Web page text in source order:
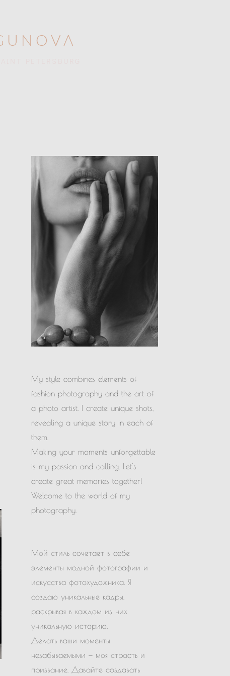
My style combines elements of
fashion photography and the art of
a photo artist. I create unique shots,
revealing a unique story in each of
them.
Making your moments unforgettable
is my passion and calling. Let's
create great memories together!
Welcome to the world of my
photography.
Мой стиль сочетает в себе
элементы модной фотографии и
искусства фотохудожника. Я
создаю уникальные кадры,
раскрывая в каждом из них
уникальную историю.
Делать ваши моменты
незабываемыми — моя страсть и
призвание. Давайте создавать